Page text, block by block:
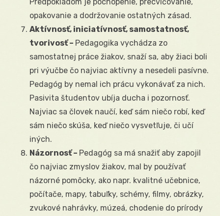
opakovanie a dodržovanie ostatných zásad.
Aktívnosť, iniciatívnosť, samostatnosť,
tvorivosť – Pedagogika vychádza zo
samostatnej práce žiakov, snaží sa, aby žiaci boli
pri výučbe čo najviac aktívny a nesedeli pasívne.
Pedagóg by nemal ich prácu vykonávať za nich.
Pasivita študentov ubíja ducha i pozornosť.
Najviac sa človek naučí, keď sám niečo robí, keď
sám niečo skúša, keď niečo vysvetľuje, či učí
iných.
Názornosť – Pedagóg sa má snažiť aby zapojil
čo najviac zmyslov žiakov, mal by používať
názorné pomôcky, ako napr. kvalitné učebnice,
počítače, mapy, tabuľky, schémy, filmy, obrázky,
zvukové nahrávky, múzeá, chodenie do prírody